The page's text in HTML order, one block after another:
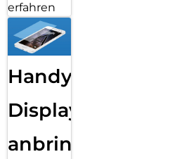
erfahren
Handy
Displayfolie
anbringen